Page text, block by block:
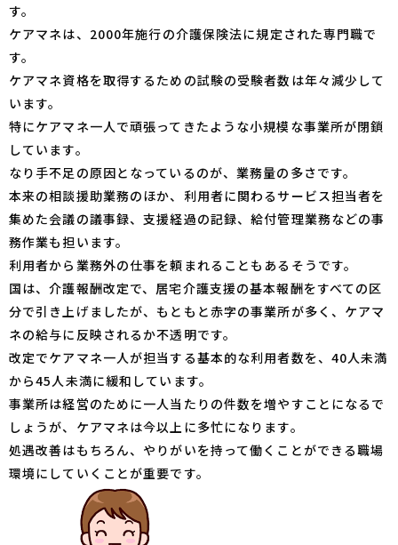
す。
ケアマネは、2000年施行の介護保険法に規定された専門職で
す。
ケアマネ資格を取得するための試験の受験者数は年々減少して
います。
特にケアマネ一人で頑張ってきたような小規模な事業所が閉鎖
しています。
なり手不足の原因となっているのが、業務量の多さです。
本来の相談援助業務のほか、利用者に関わるサービス担当者を
集めた会議の議事録、支援経過の記録、給付管理業務などの事
務作業も担います。
利用者から業務外の仕事を頼まれることもあるそうです。
国は、介護報酬改定で、居宅介護支援の基本報酬をすべての区
分で引き上げましたが、もともと赤字の事業所が多く、ケアマ
ネの給与に反映されるか不透明です。
改定でケアマネ一人が担当する基本的な利用者数を、40人未満
から45人未満に緩和しています。
事業所は経営のために一人当たりの件数を増やすことになるで
しょうが、ケアマネは今以上に多忙になります。
処遇改善はもちろん、やりがいを持って働くことができる職場
環境にしていくことが重要です。